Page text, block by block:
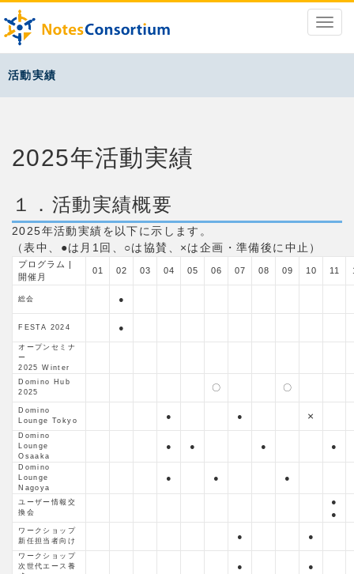
活動実績
2025年活動実績
１．活動実績概要
2025年活動実績を以下に示します。
（表中、●は月1回、○は協賛、×は企画・準備後に中止）
プログラム |
開催月
01 02 03 04 05 06 07 08 09 10 11
総会 ●
FESTA 2024 ●
オープンセミナ
ー
2025 Winter
Domino Hub
2025
〇 〇
Domino
Lounge Tokyo
● ● ×
Domino
Lounge
Osaaka
● ● ● ●
Domino
Lounge
Nagoya
● ● ●
ユーザー情報交
換会
●
●
ワークショップ
新任担当者向け
● ●
ワークショップ
次世代エース養
● ●